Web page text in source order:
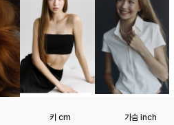
키 cm 가슴 inch